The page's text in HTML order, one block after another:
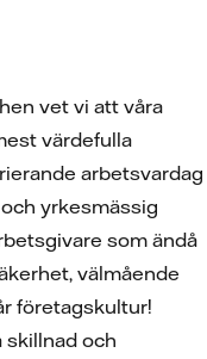
vet vi att våra
värdefulla
arbetsvardag
yrkesmässig
som ändå
välmående
företagskultur!
skillnad och